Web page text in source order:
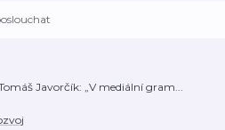
Javorčík: „V mediální gram...